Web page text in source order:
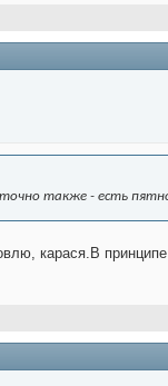
точно также - есть
карася.В